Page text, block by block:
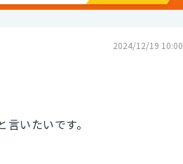
2024/12/19 10:00
いたいです。